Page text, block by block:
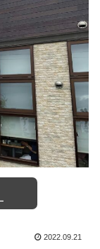
2022.09.21